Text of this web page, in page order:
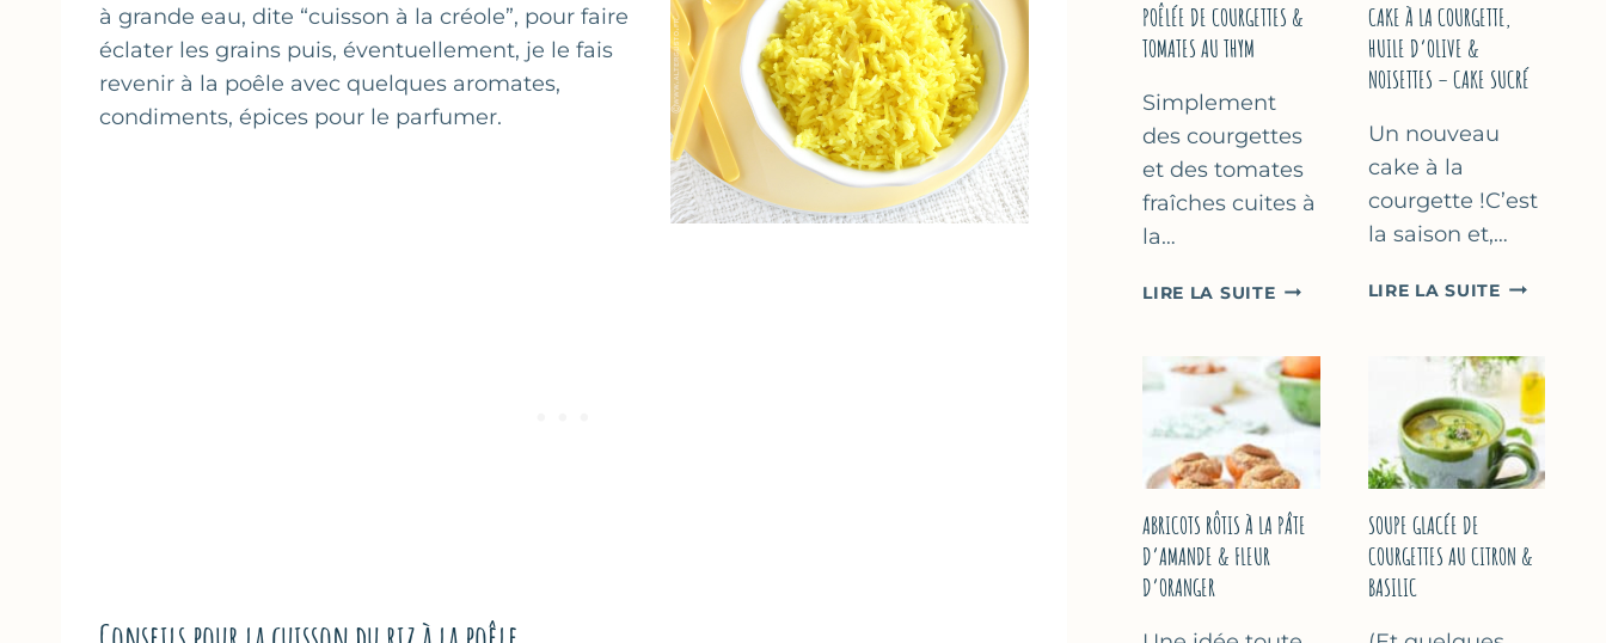
à grande eau, dite “cuisson à la créole”, pour faire
éclater les grains puis, éventuellement, je le fais
revenir à la poêle avec quelques aromates,
condiments, épices pour le parfumer.
POÊLÉE DE COURGETTES &
TOMATES AU THYM
Simplement
des courgettes
et des tomates
fraîches cuites à
la…
LIRE LA SUITEPOÊLÉE
&
TOMATES
AU
THYM
CAKE À LA COURGETTE,
HUILE D’OLIVE &
NOISETTES – CAKE SUCRÉ
Un nouveau
cake à la
courgette !C’est
la saison et,…
LIRE LA SUITECAKE
HUILE
D’OLIVE
&
NOISETTES
SUCRÉ
ABRICOTS RÔTIS À LA PÂTE
D’AMANDE & FLEUR
D’ORANGER
SOUPE GLACÉE DE
COURGETTES AU CITRON &
BASILIC